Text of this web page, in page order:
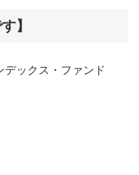
】
ックス・ファンド